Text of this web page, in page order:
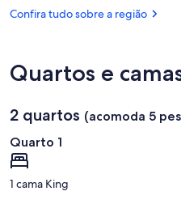
Galinhas
Aeroporto
Confira tudo sobre a região
Quartos e
2 quartos (acomoda 5
Quarto 1
1 cama King